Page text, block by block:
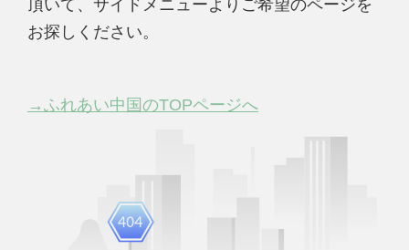
頂いて、サイドメニューよりご希望のページを
お探しください。
→ふれあい中国のTOPページへ